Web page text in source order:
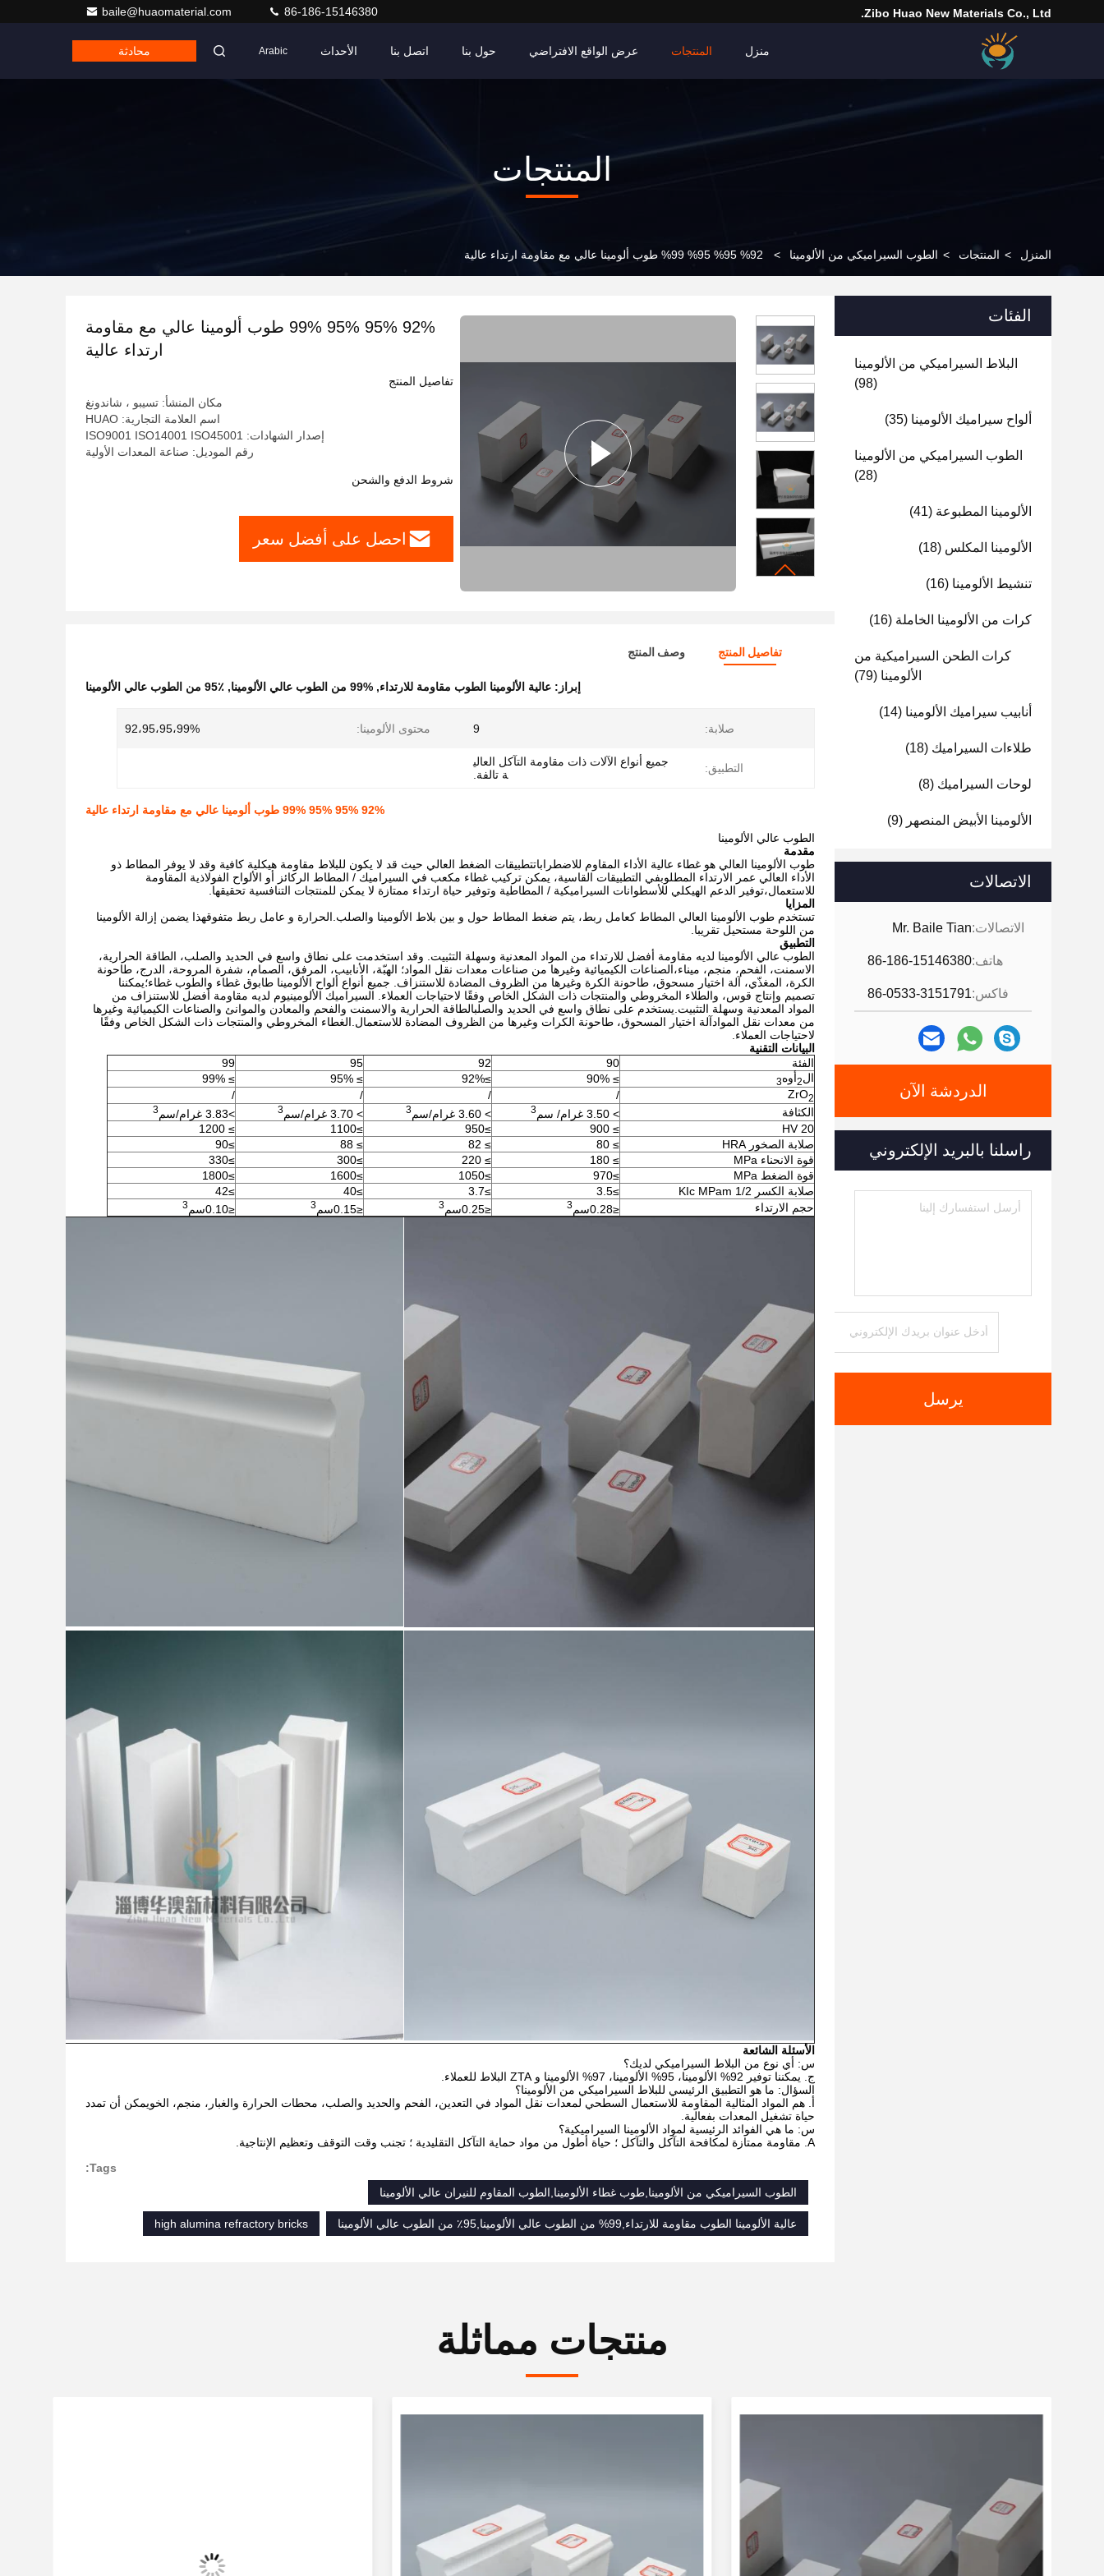
Zibo Huao New Materials Co., Ltd.
baile@huaomaterial.com 86-186-15146380
منزل المنتجات عرض الواقع الافتراضي حول بنا اتصل بنا الأحداث Arabic محادثة
المنتجات
المنزل > المنتجات > الطوب السيراميكي من الألومينا > 92% 95% 95% 99% طوب ألومينا عالي مع مقاومة ارتداء عالية
الفئات
البلاط السيراميكي من الألومينا
(98)
ألواح سيراميك الألومينا (35)
الطوب السيراميكي من الألومينا
(28)
الألومينا المطبوعة (41)
الألومينا المكلس (18)
تنشيط الألومينا (16)
كرات من الألومينا الخاملة (16)
كرات الطحن السيراميكية من
الألومينا (79)
أنابيب سيراميك الألومينا (14)
طلاءات السيراميك (18)
لوحات السيراميك (8)
الألومينا الأبيض المنصهر (9)
الاتصالات
الاتصالات:Mr. Baile Tian
هاتف:86-186-15146380
فاكس:86-0533-3151791
الدردشة الآن
راسلنا بالبريد الإلكتروني
يرسل
92% 95% 95% 99% طوب ألومينا عالي مع مقاومة
ارتداء عالية
تفاصيل المنتج
مكان المنشأ: تسيبو ، شاندونغ
اسم العلامة التجارية: HUAO
إصدار الشهادات: ISO9001 ISO14001 ISO45001
رقم الموديل: صناعة المعدات الأولية
شروط الدفع والشحن
احصل على أفضل سعر
تفاصيل المنتج وصف المنتج
إبراز: عالية الألومينا الطوب مقاومة للارتداء, 99% من الطوب عالي الألومينا , 95٪ من الطوب عالي الألومينا
صلابة: 9 محتوى الألومينا: 92،95،95،99%
التطبيق:
جميع أنواع الآلات ذات مقاومة التآكل العالي
ة تالفة.
92% 95% 95% 99% طوب ألومينا عالي مع مقاومة ارتداء عالية
الطوب عالي الألومينا
مقدمة
طوب الألومينا العالي هو غطاء عالية الأداء المقاوم للاضطراباتتطبيقات الضغط العالي حيث قد لا يكون للبلاط مقاومة هيكلية كافية وقد لا يوفر المطاط ذو
الأداء العالي عمر الارتداء المطلوبفي التطبيقات القاسية، يمكن تركيب غطاء مكعب في السيراميك / المطاط الركائز أو الألواح الفولاذية المقاومة
للاستعمال،توفير الدعم الهيكلي للأسطوانات السيراميكية / المطاطية وتوفير حياة ارتداء ممتازة لا يمكن للمنتجات التنافسية تحقيقها.
المزايا
تستخدم طوب الألومينا العالي المطاط كعامل ربط، يتم ضغط المطاط حول و بين بلاط الألومينا والصلب.الحرارة و عامل ربط متفوقهذا يضمن إزالة الألومينا
من اللوحة مستحيل تقريبا.
التطبيق
الطوب عالي الألومينا لديه مقاومة أفضل للارتداء من المواد المعدنية وسهلة التثبيت. وقد استخدمت على نطاق واسع في الحديد والصلب، الطاقة الحرارية،
الاسمنت، الفحم، منجم، ميناء،الصناعات الكيميائية وغيرها من صناعات معدات نقل المواد؛ الهبّة، الأنابيب، المرفق، الصمام، شفرة المروحة، الدرج، طاحونة
الكرة، المغذّي، آلة اختيار مسحوق، طاحونة الكرة وغيرها من الظروف المضادة للاستنزاف. جميع أنواع ألواح الألومينا طابوق غطاء والطوب غطاء؛يمكننا
تصميم وإنتاج قوس، والطلاء المخروطي والمنتجات ذات الشكل الخاص وفقًا لاحتياجات العملاء. السيراميك الألومينيوم لديه مقاومة أفضل للاستنزاف من
المواد المعدنية وسهلة التثبيت.يستخدم على نطاق واسع في الحديد والصلبالطاقة الحرارية والاسمنت والفحم والمعادن والموانئ والصناعات الكيميائية وغيرها
من معدات نقل الموادآلة اختيار المسحوق، طاحونة الكرات وغيرها من الظروف المضادة للاستعمال.الغطاء المخروطي والمنتجات ذات الشكل الخاص وفقًا
لاحتياجات العملاء.
البيانات التقنية
الفئة
90
92
95
99
ال2أوه3
≥ 90%
≥92%
≥ 95%
≥ 99%
ZrO2
/
/
/
/
الكثافة
> 3.50 غرام/ سم 3 > 3.60 غرام/سم 3 > 3.70 غرام/سم 3 >3.83 غرام/ سم3
HV 20
≥ 900
≥950
≥1100
≥ 1200
صلابة الصخور HRA
≥ 80
≥ 82
≥ 88
≥90
قوة الانحناء MPa
≥ 180
≥ 220
≥300
≥330
قوة الضغط MPa
≥970
≥1050
≥1600
≥1800
صلابة الكسر KIc MPam 1/2
≥3.5
≥3.7
≥40
≥42
حجم الارتداء
≤0.28 سم3
≤0.25 سم3
≤0.15 سم3
≤0.10 سم3
الأسئلة الشائعة
س: أي نوع من البلاط السيراميكي لديك؟
ج. يمكننا توفير 92% الألومينا، 95% الألومينا، 97% الألومينا و ZTA البلاط للعملاء.
السؤال: ما هو التطبيق الرئيسي للبلاط السيراميكي من الألومينا؟
أ. هم المواد المثالية المقاومة للاستعمال السطحي لمعدات نقل المواد في التعدين، الفحم والحديد والصلب، محطات الحرارة والغبار، منجم، الخويمكن أن تمدد
حياة تشغيل المعدات بفعالية.
س: ما هي الفوائد الرئيسية لمواد الألومينا السيراميكية؟
A. مقاومة ممتازة لمكافحة التآكل والتآكل ؛ حياة أطول من مواد حماية التآكل التقليدية ؛ تجنب وقت التوقف وتعظيم الإنتاجية.
Tags:
الطوب السيراميكي من الألومينا,طوب غطاء الألومينا,الطوب المقاوم للنيران عالي الألومينا
عالية الألومينا الطوب مقاومة للارتداء,99% من الطوب عالي الألومينا,95٪ من الطوب عالي الألومينا high alumina refractory bricks
منتجات مماثلة